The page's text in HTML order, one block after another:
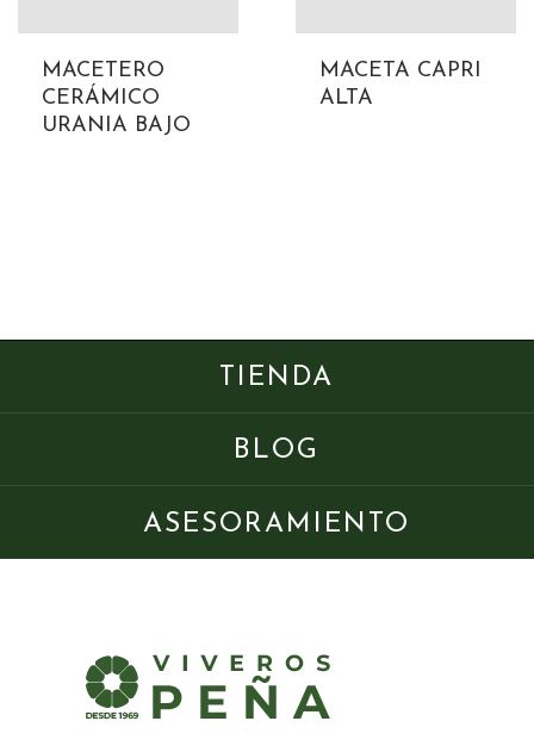
MACETERO
CERÁMICO
URANIA BAJO
MACETA CAPRI
ALTA
TIENDA
BLOG
ASESORAMIENTO